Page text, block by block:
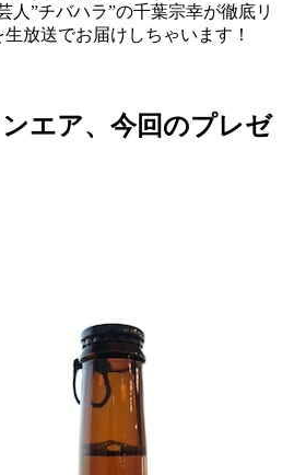
人”チバハラ”の千葉宗幸が徹底リ
放送でお届けしちゃいます！
ンエア、今回のプレゼ